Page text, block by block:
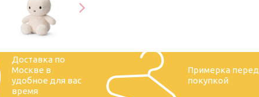
Доставка по
Москве в
удобное для вас
время
Примерка перед
покупкой